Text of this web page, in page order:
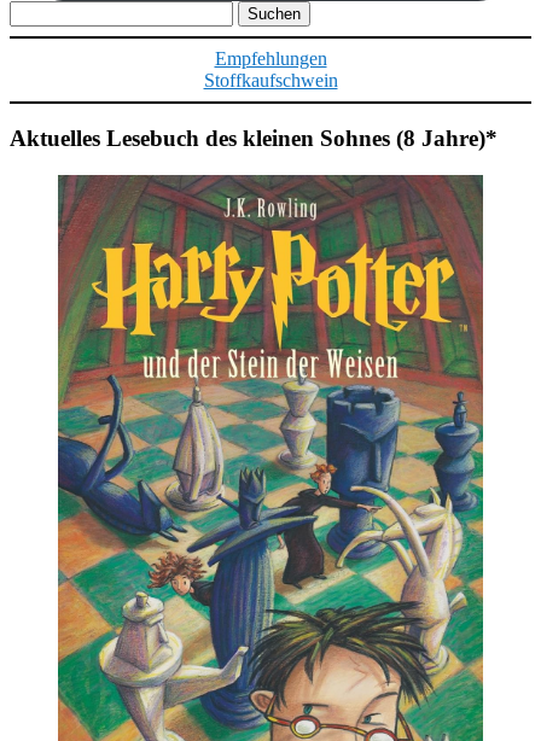
nach:
Empfehlungen
Stoffkaufschwein
Aktuelles Lesebuch des kleinen Sohnes (8 Jahre)*